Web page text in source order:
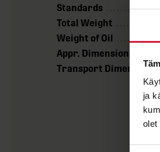
ja
olet
Standards
Total Weight
Weight of Oil
Appr. Dimensions
Transport Dimensions